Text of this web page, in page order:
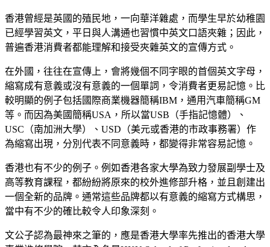
香港曾經是英國的殖民地，一向華洋雜處，而學生早於幼稚園
已經學習英文，平日與人溝通也習慣中英文口語夾雜；因此，
普遍香港消費者都能理解和接受夾雜英文的宣傳方式。
在外國，往往在宣傳上，會將幾個不同字眼的首個英文字母，
縮寫成有意義或沒有意義的一個單詞，令消費者更易記憶。比
較明顯的例子包括國際商業機器簡稱IBM，通用汽車簡稱GM
等。而因為美國簡稱USA，所以當USB（手指記憶體）、
USC（南加洲大學）、USD（美元或香港的市政事務署）作
為縮寫出現，分別代表不同意義時，都變得非常容易記憶。
香港也有不少的例子。例如香港各家大學為致力發展副學士及
高等教育課程，都紛紛將原來的校外進修部升格，並且創建出
一個全新的品牌。通常這些品牌都以有意義的縮寫方式構思，
當中有不少的確比較令人印象深刻。
文公子認為最神來之筆的，應是香港大學率先推出的香港大學